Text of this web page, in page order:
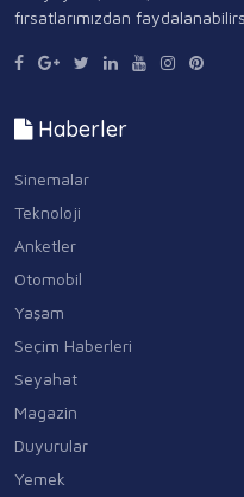
fırsatlarımızdan
Haberler
Sinemalar
Teknoloji
Anketler
Otomobil
Yaşam
Seçim Haberleri
Seyahat
Magazin
Duyurular
Yemek